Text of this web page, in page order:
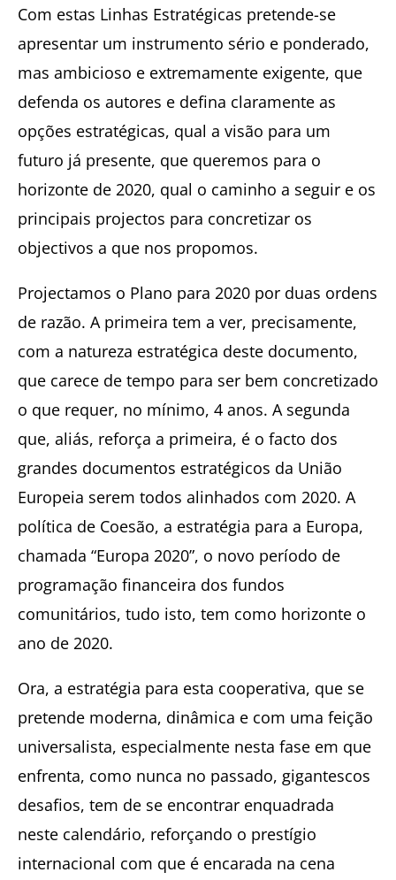
Com estas Linhas Estratégicas pretende-se
apresentar um instrumento sério e ponderado,
mas ambicioso e extremamente exigente, que
defenda os autores e defina claramente as
opções estratégicas, qual a visão para um
futuro já presente, que queremos para o
horizonte de 2020, qual o caminho a seguir e os
principais projectos para concretizar os
objectivos a que nos propomos.
Projectamos o Plano para 2020 por duas ordens
de razão. A primeira tem a ver, precisamente,
com a natureza estratégica deste documento,
que carece de tempo para ser bem concretizado
o que requer, no mínimo, 4 anos. A segunda
que, aliás, reforça a primeira, é o facto dos
grandes documentos estratégicos da União
Europeia serem todos alinhados com 2020. A
política de Coesão, a estratégia para a Europa,
chamada “Europa 2020”, o novo período de
programação financeira dos fundos
comunitários, tudo isto, tem como horizonte o
ano de 2020.
Ora, a estratégia para esta cooperativa, que se
pretende moderna, dinâmica e com uma feição
universalista, especialmente nesta fase em que
enfrenta, como nunca no passado, gigantescos
desafios, tem de se encontrar enquadrada
neste calendário, reforçando o prestígio
internacional com que é encarada na cena